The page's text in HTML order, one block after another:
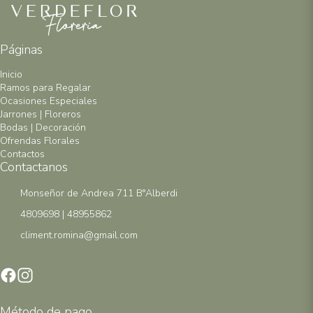
Páginas
Inicio
Ramos para Regalar
Ocasiones Especiales
Jarrones | Floreros
Bodas | Decoración
Ofrendas Florales
Contactos
Contactanos
Monseñor de Andrea 711 B°Alberdi
4809698 | 48955862
climent.romina@gmail.com